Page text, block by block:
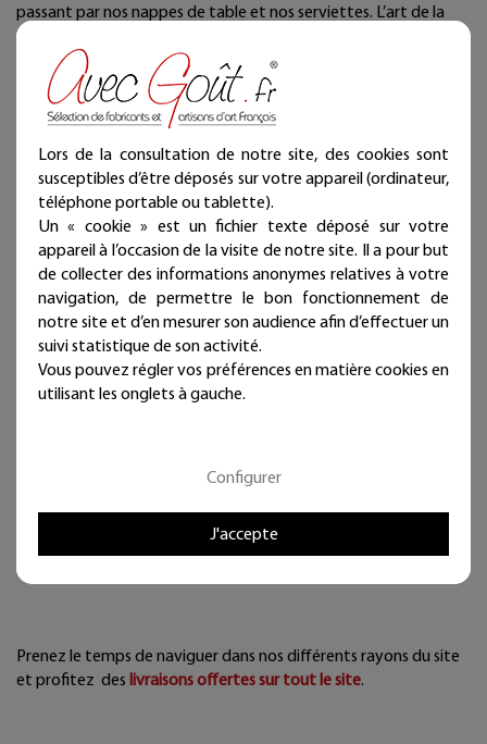
passant par nos nappes de table et nos serviettes. L’art de la
table et sa vaisselle ne vous laissera pas indifférent de part leur
créateur et leur qualité choisi avec soin. Le mobilier vous séduira
également. Retrouvez aussi une gamme de jeux, de jouets, de
produits high tech originaux et à l’ancienne. des accessoires pour
le jardin et les extérieurs comme une terrasse par exemple. Nous
n’oublions pas non-plus nos animaux de compagnie divers
accessoires pour les rendre heureux. La bijouterie vous
proposera évidemment des colliers, des bracelets, des boucles
d’oreilles pour ne citer que les bijoux les plus communs. Des
foulards, ceintures, porte-feuilles, chapeaux, bonnets et pleins
d’autres accessoires de mode vous attendent sur notre site.
Des cosmétiques pour le bien être et même une épicerie vous
proposant des tisanes relaxantes sont au catalogue de notre
site.
100% fabriqué en France
cette sélection se fait avec
goût…et uniquement pour vous.
Prenez le temps de naviguer dans nos différents rayons du site
et profitez des livraisons offertes sur tout le site.
Lors de la consultation de notre site, des cookies sont
susceptibles d’être déposés sur votre appareil (ordinateur,
téléphone portable ou tablette).
Un « cookie » est un fichier texte déposé sur votre
appareil à l’occasion de la visite de notre site. Il a pour but
de collecter des informations anonymes relatives à votre
navigation, de permettre le bon fonctionnement de
notre site et d’en mesurer son audience afin d’effectuer un
suivi statistique de son activité.
Vous pouvez régler vos préférences en matière cookies en
utilisant les onglets à gauche.
Configurer
J'accepte